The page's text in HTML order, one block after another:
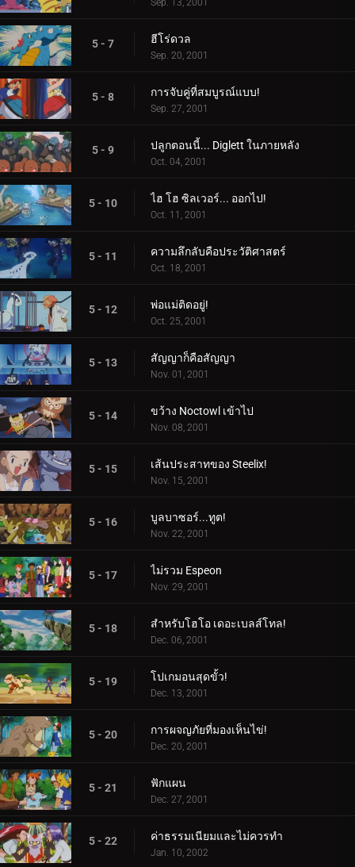
Sep. 13, 2001
5 - 7 ฮีโร่ดวล
Sep. 20, 2001
5 - 8 การจับคู่ที่สมบูรณ์แบบ!
Sep. 27, 2001
5 - 9 ปลูกตอนนี้... Diglett ในภายหลัง
Oct. 04, 2001
5 - 10 ไฮ โฮ ซิลเวอร์... ออกไป!
Oct. 11, 2001
5 - 11 ความลึกลับคือประวัติศาสตร์
Oct. 18, 2001
5 - 12 พ่อแม่ติดอยู่!
Oct. 25, 2001
5 - 13 สัญญาก็คือสัญญา
Nov. 01, 2001
5 - 14 ขว้าง Noctowl เข้าไป
Nov. 08, 2001
5 - 15 เส้นประสาทของ Steelix!
Nov. 15, 2001
5 - 16 บูลบาซอร์...ทูต!
Nov. 22, 2001
5 - 17 ไม่รวม Espeon
Nov. 29, 2001
5 - 18 สำหรับโฮโอ เดอะเบลส์โทล!
Dec. 06, 2001
5 - 19 โปเกมอนสุดขั้ว!
Dec. 13, 2001
5 - 20 การผจญภัยที่มองเห็นไข่!
Dec. 20, 2001
5 - 21 ฟักแผน
Dec. 27, 2001
5 - 22 ค่าธรรมเนียมและไม่ควรทำ
Jan. 10, 2002